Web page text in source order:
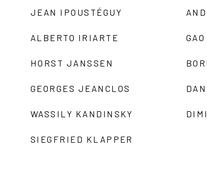
JEAN IPOUSTÉGUY
ALBERTO IRIARTE
HORST JANSSEN
GEORGES JEANCLOS
WASSILY KANDINSKY
SIEGFRIED KLAPPER